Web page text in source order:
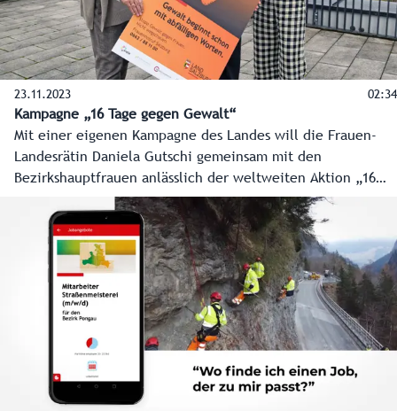
23.11.2023 02:34
Kampagne „16 Tage gegen Gewalt“
Mit einer eigenen Kampagne des Landes will die Frauen-
Landesrätin Daniela Gutschi gemeinsam mit den
Bezirkshauptfrauen anlässlich der weltweiten Aktion „16
Tage gegen Gewalt“ Menschen ermutigen, couragiert zu
handeln, wenn sie bereits verbale Übergriffe wahrnehmen.
Jeder soll sich aktiv an der Prävention beteiligen. Anhand
von Sprüchen wie zum Beispiel „Stell dich nicht so an. Du
magst es doch eh...“ soll aufgezeigt werden, wo Gewalt
ihren Anfang nimmt. Die weltweite Aktion „16 Tage gegen
Gewalt“ startet am 25. November und läuft bis 10.